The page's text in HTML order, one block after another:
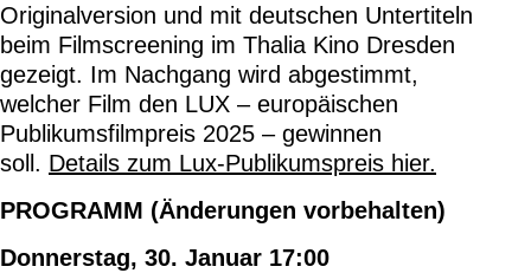
Originalversion und mit deutschen Untertiteln
beim Filmscreening im Thalia Kino Dresden
gezeigt. Im Nachgang wird abgestimmt,
welcher Film den LUX – europäischen
Publikumsfilmpreis 2025 – gewinnen
soll. Details zum Lux-Publikumspreis hier.
PROGRAMM (Änderungen vorbehalten)
Donnerstag, 30. Januar 17:00